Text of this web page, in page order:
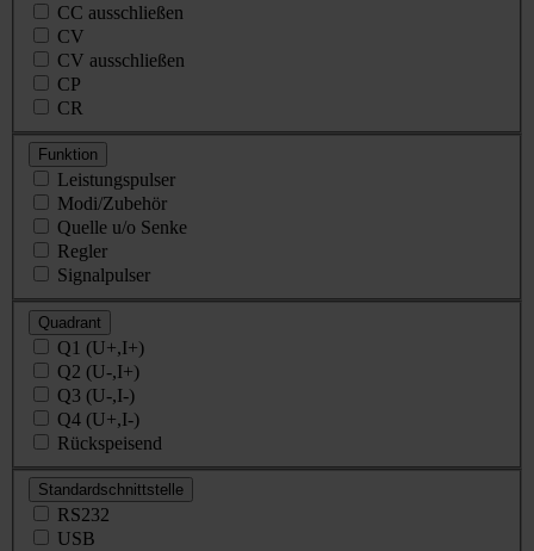
CC ausschließen
CV
CV ausschließen
CP
CR
Funktion
Leistungspulser
Modi/Zubehör
Quelle u/o Senke
Regler
Signalpulser
Quadrant
Q1 (U+,I+)
Q2 (U-,I+)
Q3 (U-,I-)
Q4 (U+,I-)
Rückspeisend
Standardschnittstelle
RS232
USB